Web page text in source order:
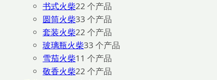
书式火柴22 个产品
圆筒火柴33 个产品
套装火柴22 个产品
玻璃瓶火柴33 个产品
雪茄火柴1 1 个产品
敬香火柴22 个产品